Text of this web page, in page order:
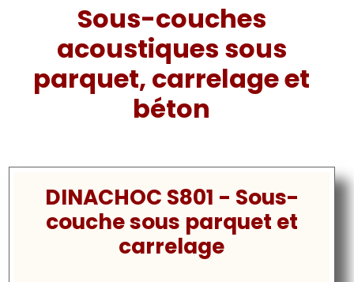
Sous-couches
acoustiques sous
parquet, carrelage et
béton
DINACHOC S801 - Sous-
couche sous parquet et
carrelage